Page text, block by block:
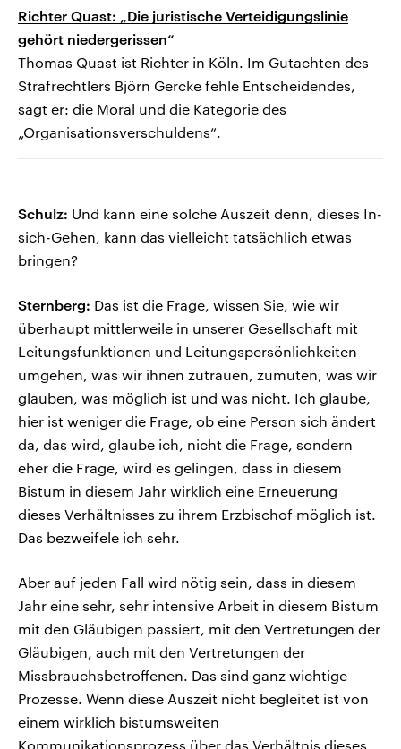
Richter Quast: „Die juristische Verteidigungslinie
gehört niedergerissen“
Thomas Quast ist Richter in Köln. Im Gutachten des
Strafrechtlers Björn Gercke fehle Entscheidendes,
sagt er: die Moral und die Kategorie des
„Organisationsverschuldens“.
Schulz: Und kann eine solche Auszeit denn, dieses In-
sich-Gehen, kann das vielleicht tatsächlich etwas
bringen?
Sternberg: Das ist die Frage, wissen Sie, wie wir
überhaupt mittlerweile in unserer Gesellschaft mit
Leitungsfunktionen und Leitungspersönlichkeiten
umgehen, was wir ihnen zutrauen, zumuten, was wir
glauben, was möglich ist und was nicht. Ich glaube,
hier ist weniger die Frage, ob eine Person sich ändert
da, das wird, glaube ich, nicht die Frage, sondern
eher die Frage, wird es gelingen, dass in diesem
Bistum in diesem Jahr wirklich eine Erneuerung
dieses Verhältnisses zu ihrem Erzbischof möglich ist.
Das bezweifele ich sehr.
Aber auf jeden Fall wird nötig sein, dass in diesem
Jahr eine sehr, sehr intensive Arbeit in diesem Bistum
mit den Gläubigen passiert, mit den Vertretungen der
Gläubigen, auch mit den Vertretungen der
Missbrauchsbetroffenen. Das sind ganz wichtige
Prozesse. Wenn diese Auszeit nicht begleitet ist von
einem wirklich bistumsweiten
Kommunikationsprozess über das Verhältnis dieses